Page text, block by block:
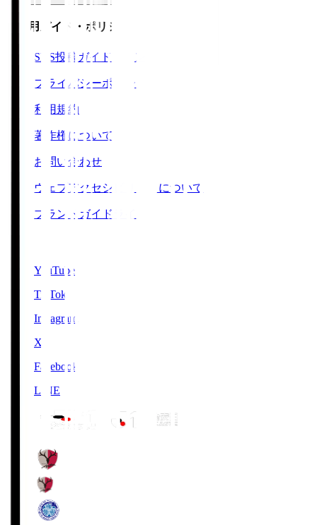
ご利用ガイド・ポリシー
SNS投稿ガイドライン
プライバシーポリシー
利用規約
著作権について
お問い合わせ
ウェブアクセシビリティについて
ブランドガイドライン
YouTube
TikTok
Instagram
X
Facebook
LINE